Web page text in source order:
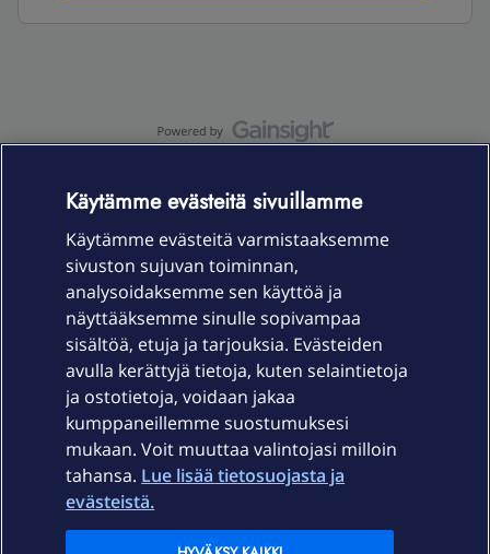
Laitteet & liittymät
Palvelut
Ajankohtaista
Elisa Oyj
Käytämme evästeitä sivuillamme
Käytämme evästeitä varmistaaksemme
sivuston sujuvan toiminnan,
analysoidaksemme sen käyttöä ja
näyttääksemme sinulle sopivampaa
sisältöä, etuja ja tarjouksia. Evästeiden
avulla kerättyjä tietoja, kuten selaintietoja
ja ostotietoja, voidaan jakaa
kumppaneillemme suostumuksesi
mukaan. Voit muuttaa valintojasi milloin
tahansa. Lue lisää tietosuojasta ja
evästeistä.